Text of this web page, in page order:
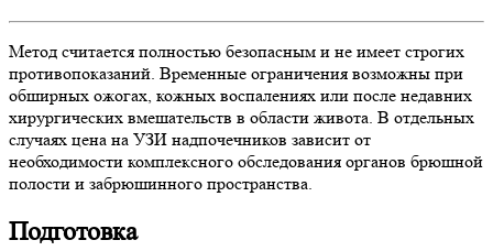
Метод считается полностью безопасным и не имеет строгих
противопоказаний. Временные ограничения возможны при
обширных ожогах, кожных воспалениях или после недавних
хирургических вмешательств в области живота. В отдельных
случаях цена на УЗИ надпочечников зависит от
необходимости комплексного обследования органов брюшной
полости и забрюшинного пространства.
Подготовка